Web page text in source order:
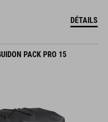
DÉTAILS
PACK PRO 15